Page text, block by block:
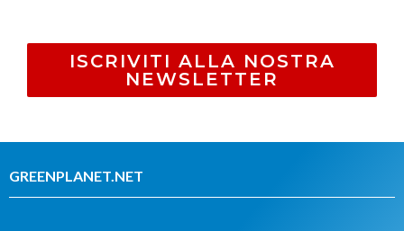
ISCRIVITI ALLA NOSTRA
NEWSLETTER
GREENPLANET.NET